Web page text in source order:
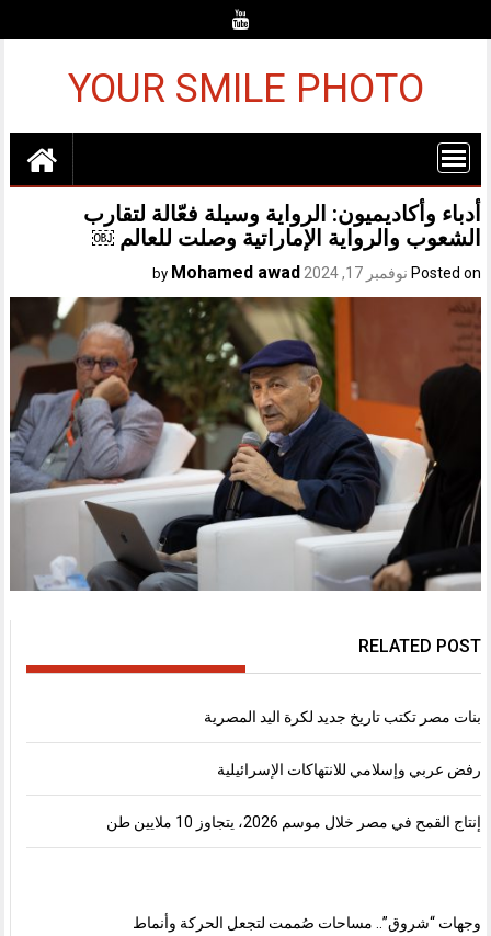
YOUR SMILE PHOTO
أدباء وأكاديميون: الرواية وسيلة فعّالة لتقارب
الشعوب والرواية الإماراتية وصلت للعالم ￼
Posted on نوفمبر 17, 2024 Mohamed awad
RELATED POST
بنات مصر تكتب تاريخ جديد لكرة اليد المصرية
رفض عربي وإسلامي للانتهاكات الإسرائيلية
إنتاج القمح في مصر خلال موسم 2026، يتجاوز 10 ملايين طن
وجهات “شروق”.. مساحات صُممت لتجعل الحركة وأنماط